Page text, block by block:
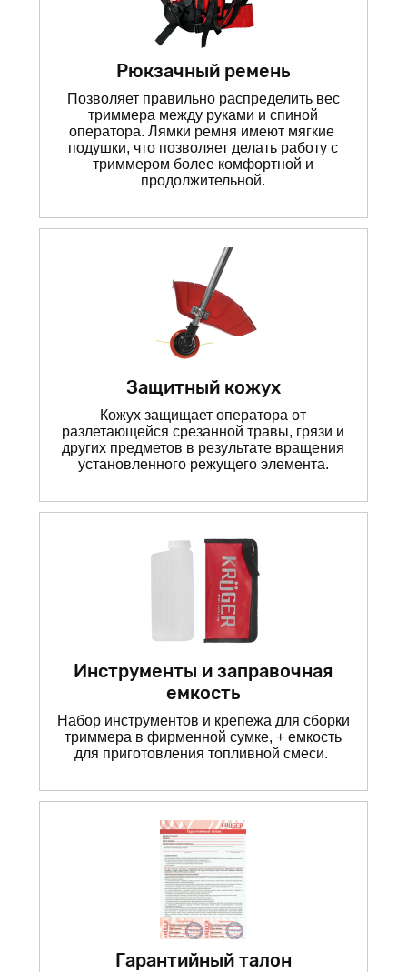
Рюкзачный ремень
Позволяет правильно распределить вес
триммера между руками и спиной
оператора. Лямки ремня имеют мягкие
подушки, что позволяет делать работу с
триммером более комфортной и
продолжительной.
Защитный кожух
Кожух защищает оператора от
разлетающейся срезанной травы, грязи и
других предметов в результате вращения
установленного режущего элемента.
Инструменты и заправочная
емкость
Набор инструментов и крепежа для сборки
триммера в фирменной сумке, + емкость
для приготовления топливной смеси.
Гарантийный талон